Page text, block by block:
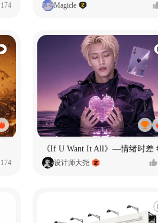
174 Magicle
174 设计师大尧